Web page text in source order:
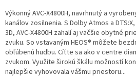
Výkonný AVC-X4800H, navrhnutý a
kanálov zosilnenia. S Dolby Atmos a
3D, AVC-X4800H zahalí aj väčšie obytné
zvuku. So vstavaným HEOS® môžete
obľúbenú hudbu. Cíťte sa ako v centre
zvukom. Využite širokú škálu možností
najlepšie vyhovovala vášmu priestoru...